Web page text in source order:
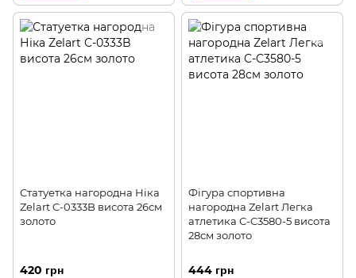
Статуетка нагородна Ніка
Zelart C-0333B висота 26см
золото
420 грн
Фігура спортивна
нагородна Zelart Легка
атлетика C-C3580-5 висота
28см золото
444 грн